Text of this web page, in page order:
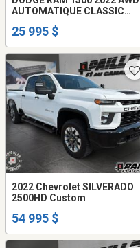
AUTOMATIQUE CLASSIC
25 995 $
2022 Chevrolet SILVERADO
2500HD Custom
54 995 $